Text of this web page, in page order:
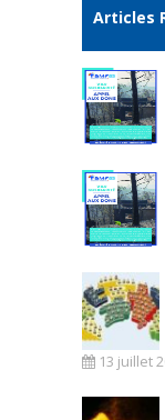
Articles
13 juillet